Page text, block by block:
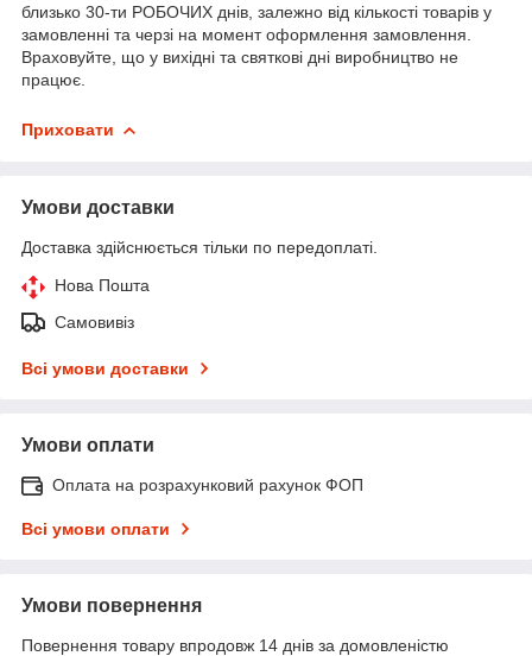
близько 30-ти РОБОЧИХ днів, залежно від кількості товарів у
замовленні та черзі на момент оформлення замовлення.
Враховуйте, що у вихідні та святкові дні виробництво не
працює.
Приховати
Умови доставки
Доставка здійснюється тільки по передоплаті.
Нова Пошта
Самовивіз
Всі умови доставки
Умови оплати
Оплата на розрахунковий рахунок ФОП
Всі умови оплати
Умови повернення
Повернення товару впродовж 14 днів за домовленістю